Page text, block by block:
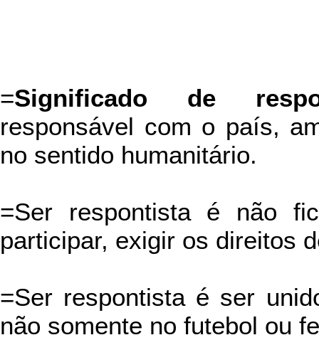
=Significado de
responsável com o país,
no sentido humanitário.
=Ser respontista é não
participar, exigir os direitos
=Ser respontista é ser
não somente no futebol ou